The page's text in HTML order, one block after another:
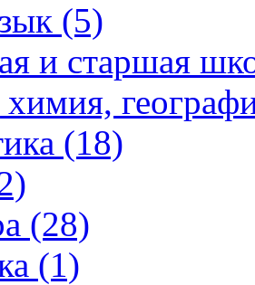
(5)
и старшая
(18)
(28)
(1)